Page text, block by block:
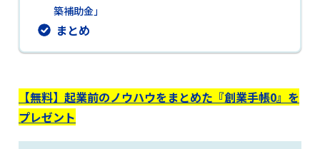
築補助金」
まとめ
【無料】起業前のノウハウをまとめた『創業手帳0』を
プレゼント